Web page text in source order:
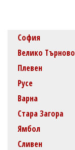
София
Велико Търново
Плевен
Русе
Варна
Стара Загора
Ямбол
Сливен